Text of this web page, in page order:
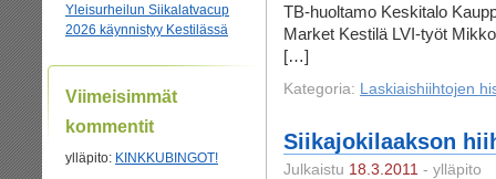
Yleisurheilun Siikalatvacup
2026 käynnistyy Kestilässä
Viimeisimmät
kommentit
ylläpito: KINKKUBINGOT!
TB-huoltamo Keskitalo
Market Kestilä LVI-työt
[…]
Kategoria: Laskiaishiihtojen
Siikajokilaakson
Julkaistu 18.3.2011 - ylläpito